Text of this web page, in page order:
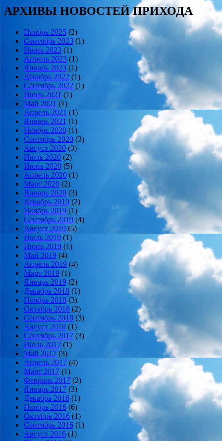
АРХИВЫ НОВОСТЕЙ ПРИХОДА
Ноябрь 2025 (2)
Сентябрь 2023 (1)
Июнь 2023 (1)
Апрель 2023 (1)
Январь 2023 (1)
Декабрь 2022 (1)
Сентябрь 2022 (1)
Июнь 2021 (1)
Май 2021 (1)
Апрель 2021 (1)
Январь 2021 (1)
Ноябрь 2020 (1)
Сентябрь 2020 (3)
Август 2020 (3)
Июль 2020 (2)
Июнь 2020 (5)
Апрель 2020 (1)
Март 2020 (2)
Январь 2020 (3)
Декабрь 2019 (2)
Ноябрь 2019 (1)
Сентябрь 2019 (4)
Август 2019 (5)
Июль 2019 (1)
Июнь 2019 (1)
Май 2019 (4)
Апрель 2019 (4)
Март 2019 (1)
Январь 2019 (2)
Декабрь 2018 (1)
Ноябрь 2018 (3)
Октябрь 2018 (2)
Сентябрь 2018 (3)
Август 2018 (1)
Сентябрь 2017 (3)
Июль 2017 (1)
Май 2017 (3)
Апрель 2017 (4)
Март 2017 (1)
Февраль 2017 (2)
Январь 2017 (3)
Декабрь 2016 (1)
Ноябрь 2016 (6)
Октябрь 2016 (1)
Сентябрь 2016 (1)
Август 2016 (1)